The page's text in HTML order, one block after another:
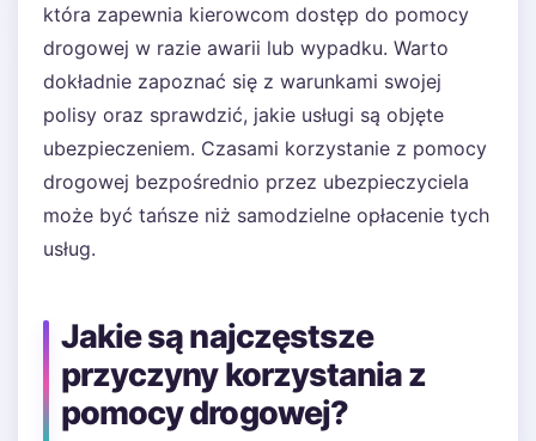
która zapewnia kierowcom dostęp do pomocy
drogowej w razie awarii lub wypadku. Warto
dokładnie zapoznać się z warunkami swojej
polisy oraz sprawdzić, jakie usługi są objęte
ubezpieczeniem. Czasami korzystanie z pomocy
drogowej bezpośrednio przez ubezpieczyciela
może być tańsze niż samodzielne opłacenie tych
usług.
Jakie są najczęstsze
przyczyny korzystania z
pomocy drogowej?